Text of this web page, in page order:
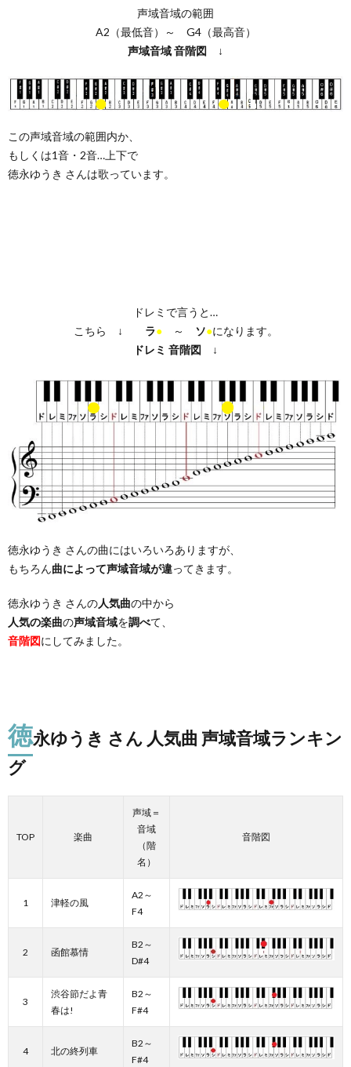
声域音域の範囲
A2（最低音）～ G4（最高音）
声域音域音階図 ↓
この声域音域の範囲内か、
もしくは1音・2音…上下で
徳永ゆうき さんは歌っています。
ドレミで言うと…
こちら ↓ ラ●～ ソ●になります。
ドレミ 音階図 ↓
徳永ゆうき さんの曲にはいろいろありますが、
もちろん曲によって声域音域が違ってきます。
徳永ゆうき さんの人気曲の中から
人気の楽曲の声域音域を調べて、
音階図にしてみました。
徳永ゆうき さん 人気曲 声域音域ランキン
グ
TOP 楽曲
声域＝
音域
（階
名）
音階図
1 津軽の風
A2～
F4
2 函館慕情
B2～
D#4
3
渋谷節だよ青
春は!
B2～
F#4
4 北の終列車
B2～
F#4